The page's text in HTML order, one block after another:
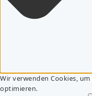
Wir verwenden Cookies,
optimieren.